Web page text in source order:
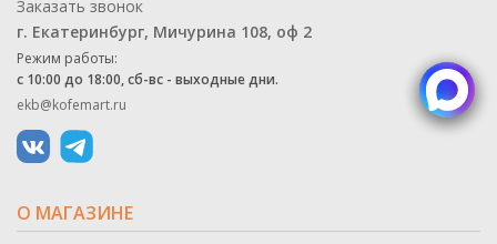
Заказать звонок
г. Екатеринбург, Мичурина 108, оф 2
Режим работы:
с 10:00 до 18:00, сб-вс - выходные дни.
ekb@kofemart.ru
О МАГАЗИНЕ